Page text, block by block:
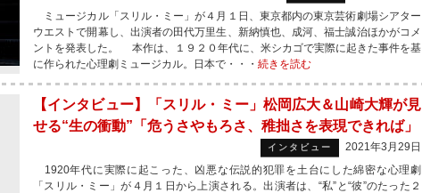
ミュージカル「スリル・ミー」が４月１日、東京都内の東京芸術劇場シアター
ウエストで開幕し、出演者の田代万里生、新納慎也、成河、福士誠治ほかがコメ
ントを発表した。 本作は、１９２０年代に、米シカゴで実際に起きた事件を基
に作られた心理劇ミュージカル。日本で・・・ 続きを読む
【インタビュー】「スリル・ミー」松岡広大＆山崎大輝が見
せる“生の衝動”「危うさやもろさ、稚拙さを表現できれば」
インタビュー
2021年3月29日
1920年代に実際に起こった、凶悪な伝説的犯罪を土台にした綿密な心理劇
「スリル・ミー」が４月１日から上演される。出演者は、“私”と“彼”のたった２